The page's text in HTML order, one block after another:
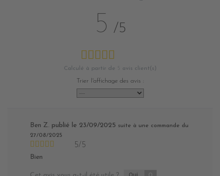
5 /5
Calculé à partir de avis client(s)
Trier l'affichage des avis :
Ben Z. publié le 23/09/2025 suite à une commande du
27/08/2025
5/5
Bien